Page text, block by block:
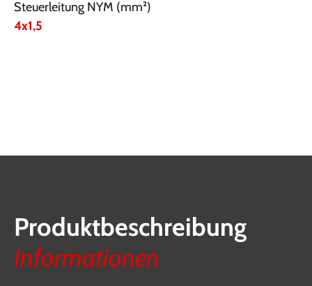
Steuerleitung NYM (mm²)
4x1,5
Produktbeschreibung
Informationen